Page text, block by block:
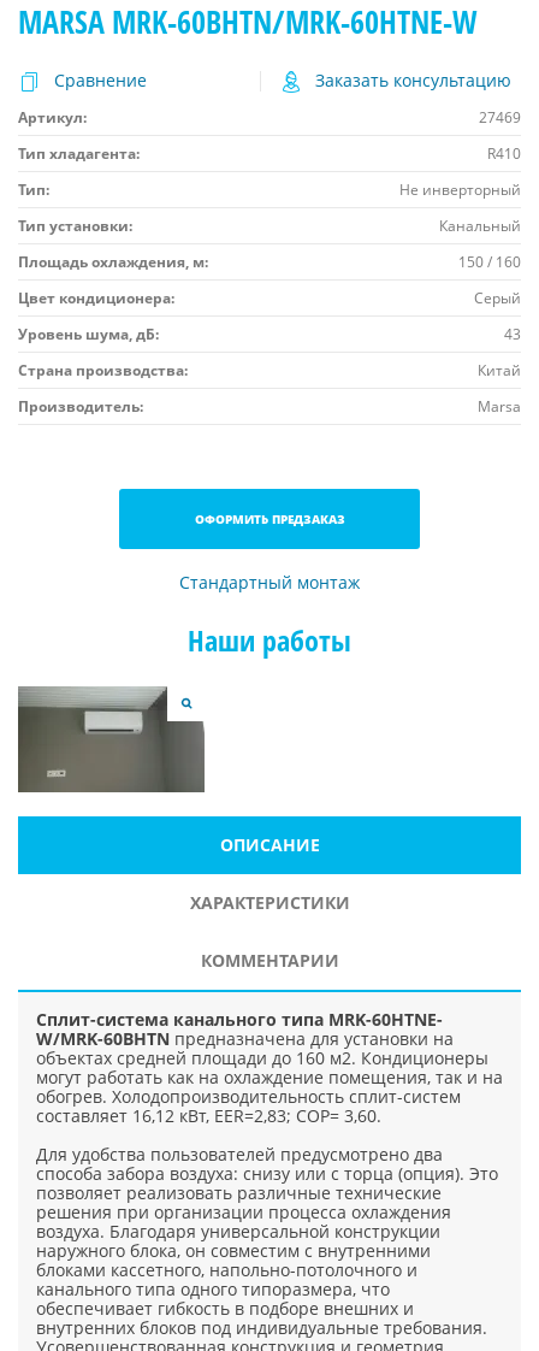
MARSA MRK-60BHTN/MRK-60HTNE-W
Сравнение Заказать консультацию
Артикул:
27469
Тип хладагента:
R410
Тип:
Не инверторный
Тип установки:
Канальный
Площадь охлаждения, м:
150 / 160
Цвет кондиционера:
Серый
Уровень шума, дБ:
43
Страна производства:
Китай
Производитель:
Marsa
ОФОРМИТЬ ПРЕДЗАКАЗ
Стандартный монтаж
Наши работы
ОПИСАНИЕ
ХАРАКТЕРИСТИКИ
КОММЕНТАРИИ
Сплит-система канального типа MRK-60HTNE-
W/MRK-60BHTN предназначена для установки на
объектах средней площади до 160 м2. Кондиционеры
могут работать как на охлаждение помещения, так и на
обогрев. Холодопроизводительность сплит-систем
составляет 16,12 кВт, EER=2,83; COP= 3,60.
Для удобства пользователей предусмотрено два
способа забора воздуха: снизу или с торца (опция). Это
позволяет реализовать различные технические
решения при организации процесса охлаждения
воздуха. Благодаря универсальной конструкции
наружного блока, он совместим с внутренними
блоками кассетного, напольно-потолочного и
канального типа одного типоразмера, что
обеспечивает гибкость в подборе внешних и
внутренних блоков под индивидуальные требования.
Усовершенствованная конструкция и геометрия